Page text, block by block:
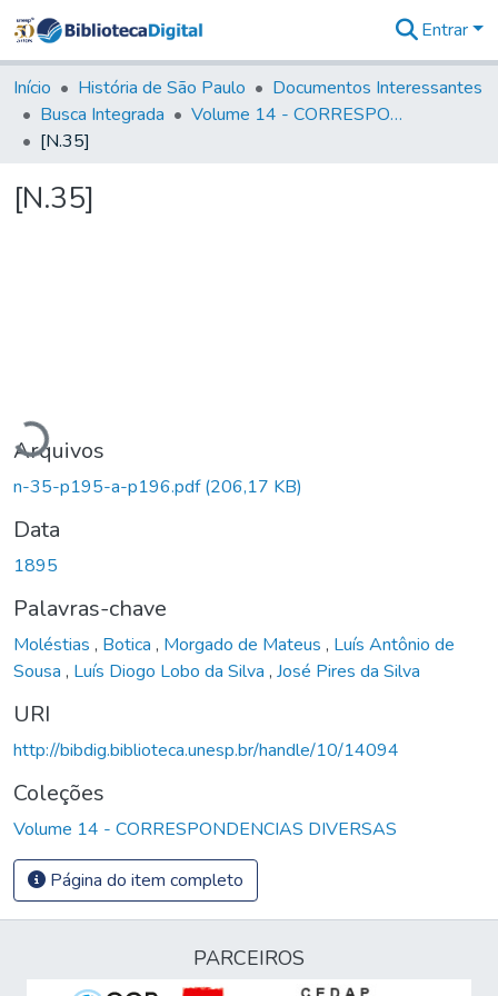
&
Coleções
Tudo na
Entrar
Início História de São Paulo
Documentos Interessantes
Busca Integrada
Volume 14 - CORRESPONDENCIAS DIVERSAS
[N.35]
[N.35]
Arquivos
n-35-p195-a-p196.pdf(206,17 KB)
Data
1895
Palavras-chave
Moléstias , Botica , Morgado de Mateus , Luís Antônio de
Sousa , Luís Diogo Lobo da Silva , José Pires da Silva
URI
http://bibdig.biblioteca.unesp.br/handle/10/14094
Coleções
Volume 14 - CORRESPONDENCIAS DIVERSAS
Página do item completo
PARCEIROS